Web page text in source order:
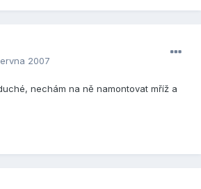
2007
nechám na ně namontovat mříž a